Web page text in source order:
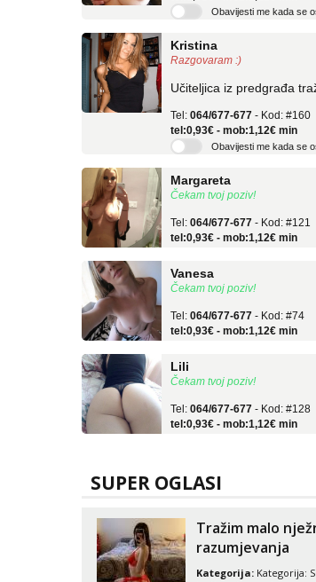
Razgovaram :)
Učiteljica iz predgrađa
064/677-677
- Kod: #160
tel:0,93€ - mob:1,12€ min
Obavijesti me kada se
Čekam tvoj poziv!
064/677-677
tel:0,93€ - mob:1,12€ min
Čekam tvoj poziv!
064/677-677
tel:0,93€ - mob:1,12€ min
Čekam tvoj poziv!
064/677-677
tel:0,93€ - mob:1,12€ min
Tel: 064/677-677
Zara
Čekam tvoj poziv!
Tel: 064/677-677- Kod: #123
SUPER OGLASI
Tražim malo
razumjevanja
Kategorija: Kategorija: